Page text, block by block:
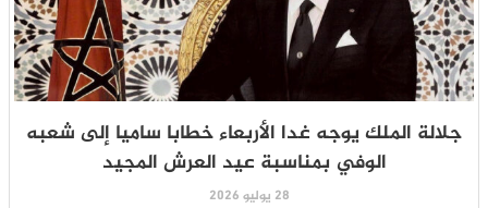
جلالة الملك يوجه غدا الأربعاء خطابا ساميا إلى شعبه
الوفي بمناسبة عيد العرش المجيد
28 يوليو 2026